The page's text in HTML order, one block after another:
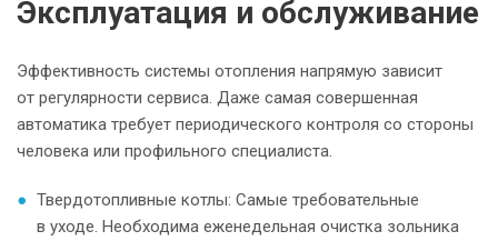
Эксплуатация и обслуживание
Эффективность системы отопления напрямую зависит
от регулярности сервиса. Даже самая совершенная
автоматика требует периодического контроля со стороны
человека или профильного специалиста.
Твердотопливные котлы: Самые требовательные
в уходе. Необходима еженедельная очистка зольника